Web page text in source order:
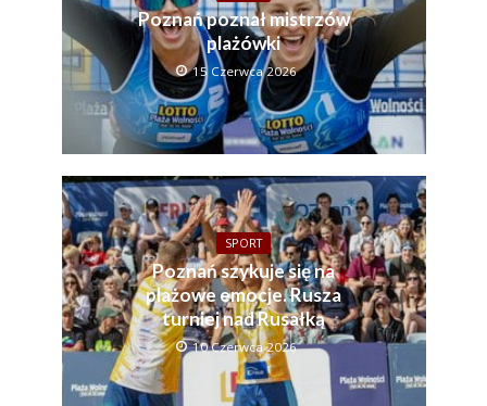
Poznań poznał mistrzów
plażówki
15 Czerwca 2026
SPORT
Poznań szykuje się na
plażowe emocje. Rusza
turniej nad Rusałką
10 Czerwca 2026